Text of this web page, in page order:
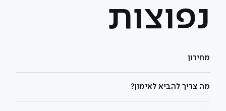
מחירון
מה צריך להביא לאימון?
נפוצות